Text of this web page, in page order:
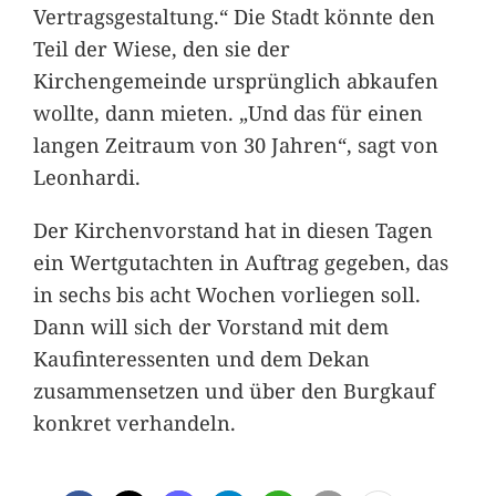
Vertragsgestaltung.“ Die Stadt könnte den
Teil der Wiese, den sie der
Kirchengemeinde ursprünglich abkaufen
wollte, dann mieten. „Und das für einen
langen Zeitraum von 30 Jahren“, sagt von
Leonhardi.
Der Kirchenvorstand hat in diesen Tagen
ein Wertgutachten in Auftrag gegeben, das
in sechs bis acht Wochen vorliegen soll.
Dann will sich der Vorstand mit dem
Kaufinteressenten und dem Dekan
zusammensetzen und über den Burgkauf
konkret verhandeln.